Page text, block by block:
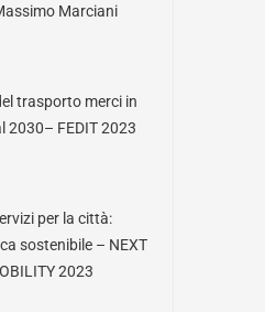
Marciani
trasporto merci in
2030– FEDIT 2023
per la città:
sostenibile – NEXT
2023